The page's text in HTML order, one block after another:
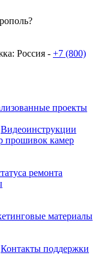
Россия - +7 (800)
проекты
Видеоинструкции
прошивок камер
ремонта
материалы
Контакты поддержки